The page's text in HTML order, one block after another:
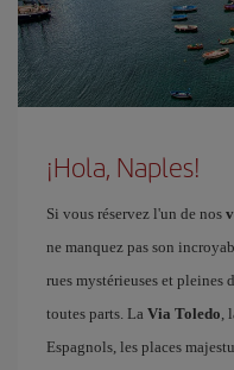
¡Hola, Naples!
Si vous réservez l'un de nos
ne manquez pas son
rues mystérieuses et pleines
toutes parts. La Via Toledo,
Espagnols, les places